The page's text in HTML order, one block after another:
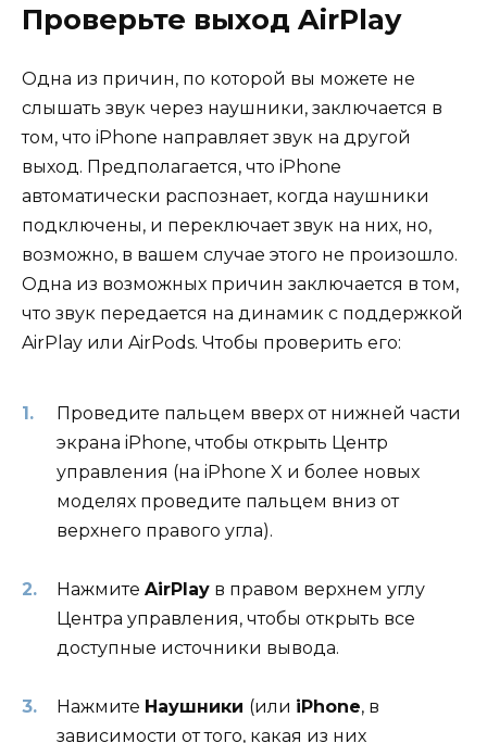
Проверьте выход AirPlay
Одна из причин, по которой вы можете не
слышать звук через наушники, заключается в
том, что iPhone направляет звук на другой
выход. Предполагается, что iPhone
автоматически распознает, когда наушники
подключены, и переключает звук на них, но,
возможно, в вашем случае этого не произошло.
Одна из возможных причин заключается в том,
что звук передается на динамик с поддержкой
AirPlay или AirPods. Чтобы проверить его:
Проведите пальцем вверх от нижней части
экрана iPhone, чтобы открыть Центр
управления (на iPhone X и более новых
моделях проведите пальцем вниз от
верхнего правого угла).
Нажмите AirPlay в правом верхнем углу
Центра управления, чтобы открыть все
доступные источники вывода.
Нажмите Наушники (или iPhone, в
зависимости от того, какая из них